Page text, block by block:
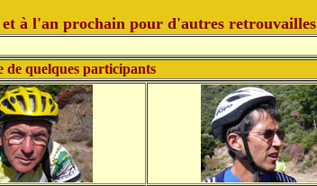
à l'an prochain pour d'autres retrouvailles
de quelques participants